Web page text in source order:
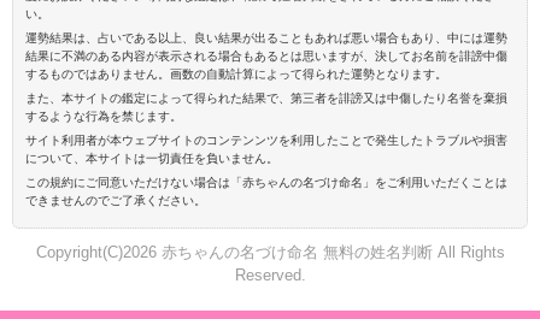
い。
運勢結果は、占いである以上、良い結果が出ることもあれば悪い場合もあり、中には運勢
結果に不満のある内容が表示される場合もあるとは思いますが、決してお名前を誹謗中傷
するものではありません。画数の自動計算によって得られた運勢となります。
また、本サイトの鑑定によって得られた結果で、第三者を誹謗又は中傷したり名誉を棄損
するような行為を禁じます。
サイト利用者が本ウェブサイトのコンテンンツを利用したことで発生したトラブルや損害
について、本サイトは一切責任を負いません。
この規約にご同意いただけない場合は「赤ちゃんの名づけ命名」をご利用いただくことは
できませんのでご了承ください。
Copyright(C)2026 赤ちゃんの名づけ命名 無料の姓名判断 All Rights
Reserved.